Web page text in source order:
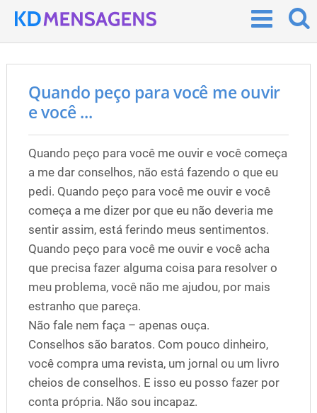
Quando peço para você me ouvir
e você ...
Quando peço para você me ouvir e você começa
a me dar conselhos, não está fazendo o que eu
pedi. Quando peço para você me ouvir e você
começa a me dizer por que eu não deveria me
sentir assim, está ferindo meus sentimentos.
Quando peço para você me ouvir e você acha
que precisa fazer alguma coisa para resolver o
meu problema, você não me ajudou, por mais
estranho que pareça.
Não fale nem faça – apenas ouça.
Conselhos são baratos. Com pouco dinheiro,
você compra uma revista, um jornal ou um livro
cheios de conselhos. E isso eu posso fazer por
conta própria. Não sou incapaz.